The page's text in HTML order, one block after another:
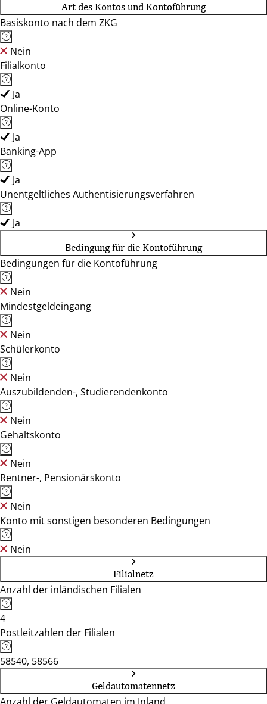
Art des Kontos und Kontoführung
Basiskonto nach dem ZKG
Nein
Filialkonto
Ja
Online-Konto
Ja
Banking-App
Ja
Unentgeltliches Authentisierungsverfahren
Ja
Bedingung für die Kontoführung
Bedingungen für die Kontoführung
Nein
Mindestgeldeingang
Nein
Schülerkonto
Nein
Auszubildenden-, Studierendenkonto
Nein
Gehaltskonto
Nein
Rentner-, Pensionärskonto
Nein
Konto mit sonstigen besonderen Bedingungen
Nein
Filialnetz
Anzahl der inländischen Filialen
4
Postleitzahlen der Filialen
58540, 58566
Geldautomatennetz